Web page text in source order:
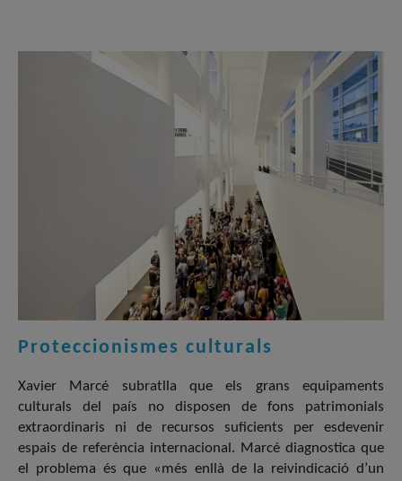
Proteccionismes culturals
Xavier Marcé subratlla que els grans equipaments
culturals del país no disposen de fons patrimonials
extraordinaris ni de recursos suficients per esdevenir
espais de referència internacional. Marcé diagnostica que
el problema és que «més enllà de la reivindicació d’un